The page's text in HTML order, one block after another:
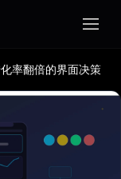
打开
率翻倍的界面决策